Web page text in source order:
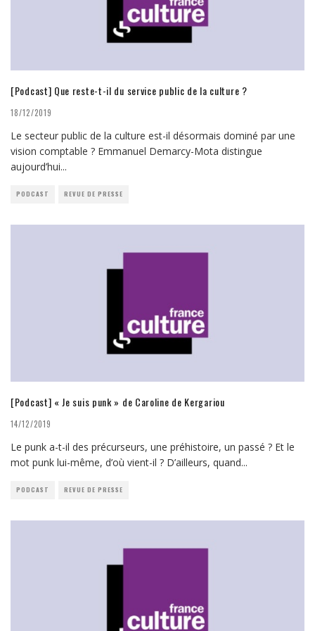
[Podcast] Que reste-t-il du service public de la culture ?
18/12/2019
Le secteur public de la culture est-il désormais dominé par une
vision comptable ? Emmanuel Demarcy-Mota distingue
aujourd’hui...
PODCAST REVUE DE PRESSE
[Podcast] « Je suis punk » de Caroline de Kergariou
14/12/2019
Le punk a-t-il des précurseurs, une préhistoire, un passé ? Et le
mot punk lui-même, d’où vient-il ? D’ailleurs, quand...
PODCAST REVUE DE PRESSE